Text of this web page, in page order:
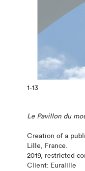
1-13
Le Pavillon du
Creation of a
Lille, France.
2019, restricted
Client: Euralille